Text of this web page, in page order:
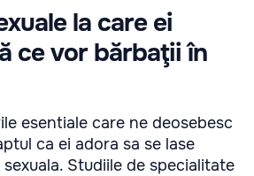
la care ei
ce vor bărbaţii în
esentiale care ne deosebesc
ca ei adora sa se lase
Studiile de specialitate